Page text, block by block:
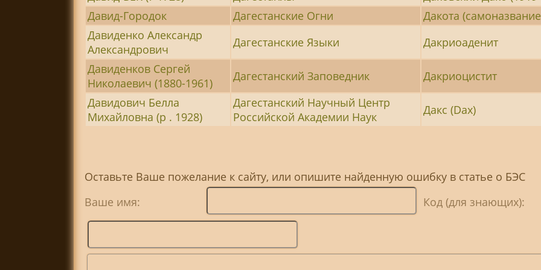
Давид-Городок
Дагестанские Огни
Дакота
Давиденко Александр
Александрович
Дагестанские Языки
Дакриоаденит
Давиденков Сергей
Николаевич (1880-1961)
Дагестанский Заповедник
Дакриоцистит
Давидович Белла
Михайловна (р . 1928)
Дагестанский Научный Центр
Российской Академии Наук
Дакс (Dax)
Оставьте Ваше пожелание к сайту, или опишите найденную ошибку в статье о БЭС
Ваше имя:
Код (для знающих):